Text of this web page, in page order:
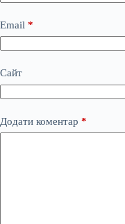
Email *
Сайт
Додати коментар *